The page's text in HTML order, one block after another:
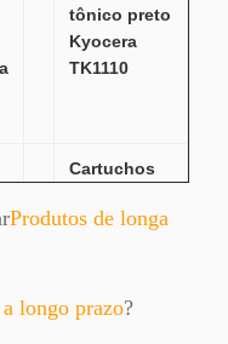
tônico preto
Kyocera
TK1110
Cartuchos
Kyocera de
25K Negro
Produtos de longa
longo prazo?